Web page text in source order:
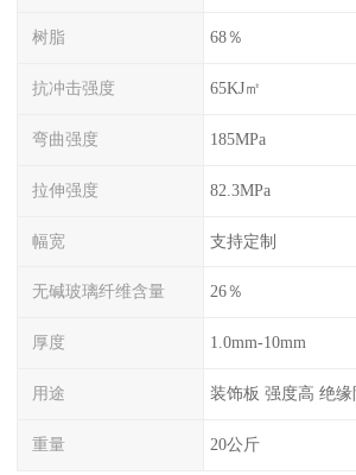
树脂 68％
抗冲击强度 65KJ㎡
弯曲强度 185MPa
拉伸强度 82.3MPa
幅宽 支持定制
无碱玻璃纤维含量 26％
厚度 1.0mm-10mm
用途 装饰板 强度高 绝
重量 20公斤